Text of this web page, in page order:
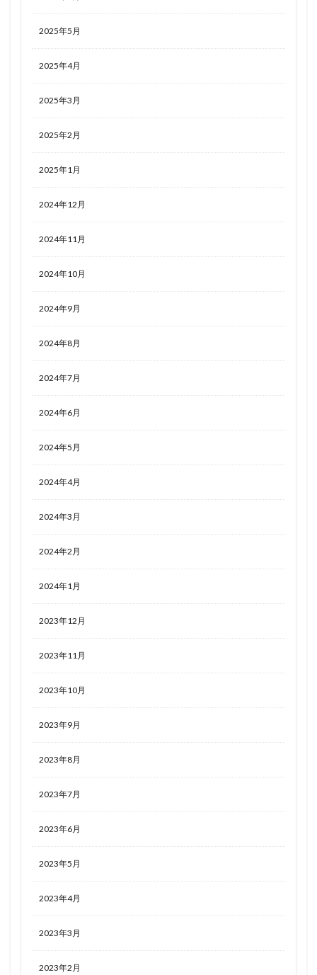
2025年5月
2025年4月
2025年3月
2025年2月
2025年1月
2024年12月
2024年11月
2024年10月
2024年9月
2024年8月
2024年7月
2024年6月
2024年5月
2024年4月
2024年3月
2024年2月
2024年1月
2023年12月
2023年11月
2023年10月
2023年9月
2023年8月
2023年7月
2023年6月
2023年5月
2023年4月
2023年3月
2023年2月